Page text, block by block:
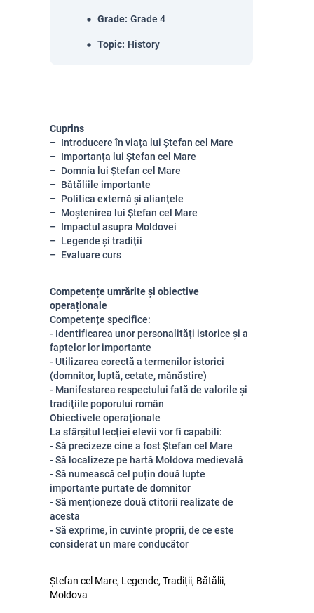
Grade: Grade 4
Topic: History
Cuprins
Introducere în viața lui Ștefan cel Mare
Importanța lui Ștefan cel Mare
Domnia lui Ștefan cel Mare
Bătăliile importante
Politica externă și alianțele
Moștenirea lui Ștefan cel Mare
Impactul asupra Moldovei
Legende și tradiții
Evaluare curs
Competențe umrărite și obiective
operaționale
Competențe specifice:
- Identificarea unor personalități istorice și a
faptelor lor importante
- Utilizarea corectă a termenilor istorici
(domnitor, luptă, cetate, mănăstire)
- Manifestarea respectului fată de valorile și
tradițiile poporului român
Obiectivele operaționale
La sfârșitul lecției elevii vor fi capabili:
- Să precizeze cine a fost Ștefan cel Mare
- Să localizeze pe hartă Moldova medievală
- Să numească cel puțin două lupte
importante purtate de domnitor
- Să menționeze două ctitorii realizate de
acesta
- Să exprime, în cuvinte proprii, de ce este
considerat un mare conducător
Ștefan cel Mare, Legende, Tradiții, Bătălii,
Moldova